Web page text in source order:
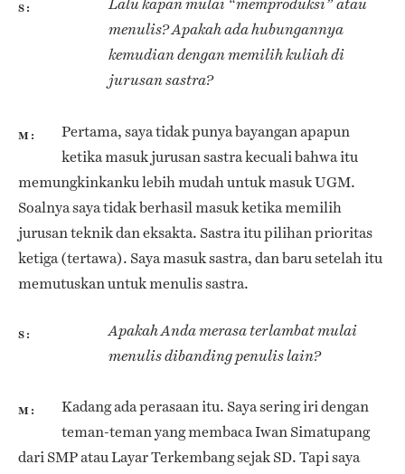
S
Lalu kapan mulai “memproduksi” atau
menulis? Apakah ada hubungannya
kemudian dengan memilih kuliah di
jurusan sastra?
M
Pertama, saya tidak punya bayangan apapun
ketika masuk jurusan sastra kecuali bahwa itu
memungkinkanku lebih mudah untuk masuk UGM.
Soalnya saya tidak berhasil masuk ketika memilih
jurusan teknik dan eksakta. Sastra itu pilihan prioritas
ketiga (tertawa). Saya masuk sastra, dan baru setelah itu
memutuskan untuk menulis sastra.
S
Apakah Anda merasa terlambat mulai
menulis dibanding penulis lain?
M
Kadang ada perasaan itu. Saya sering iri dengan
teman-teman yang membaca Iwan Simatupang
dari SMP atau Layar Terkembang sejak SD. Tapi saya